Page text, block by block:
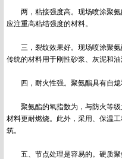
两，粘接强度高。现场喷涂聚氨
应注重高粘结强度的材料。
三，裂纹效果好。现场喷涂聚氨
传统的材料用于刚性砂浆、灰泥和
四，耐火性强。聚氨酯具有自熄
聚氨酯的氧指数为，与防火等级
材料更耐燃烧。此外，采用、保温
筑。
五、节点处理是容易的。硬质聚